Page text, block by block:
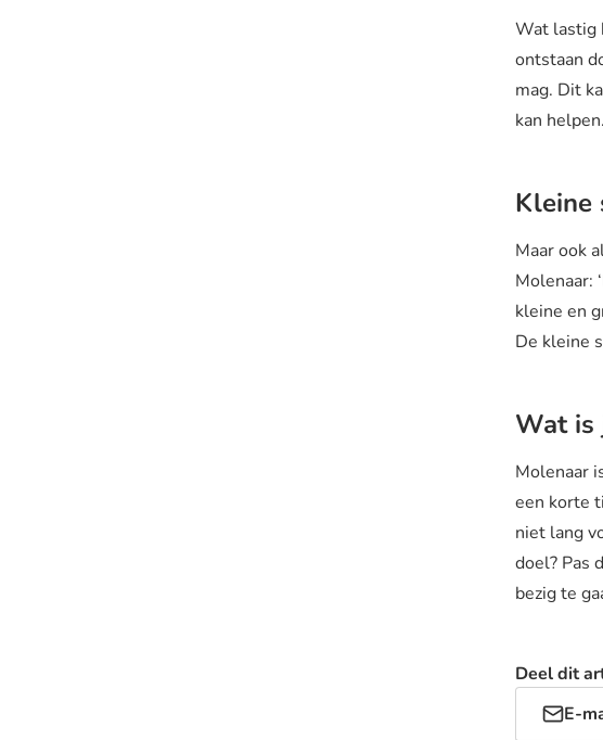
Wat lastig
ontstaan
mag. Dit
kan
Kleine
Maar ook
Molenaar:
kleine en
De kleine
Wat is
Molenaar
een korte
niet lang
doel? Pas
bezig te
Deel dit
E-